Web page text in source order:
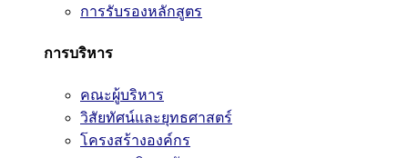
การรับรองหลักสูตร
การบริหาร
คณะผู้บริหาร
วิสัยทัศน์และยุทธศาสตร์
โครงสร้างองค์กร